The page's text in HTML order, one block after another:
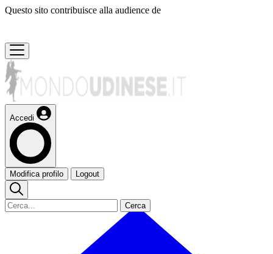
Questo sito contribuisce alla audience de
Accedi
Modifica profilo Logout
Cerca